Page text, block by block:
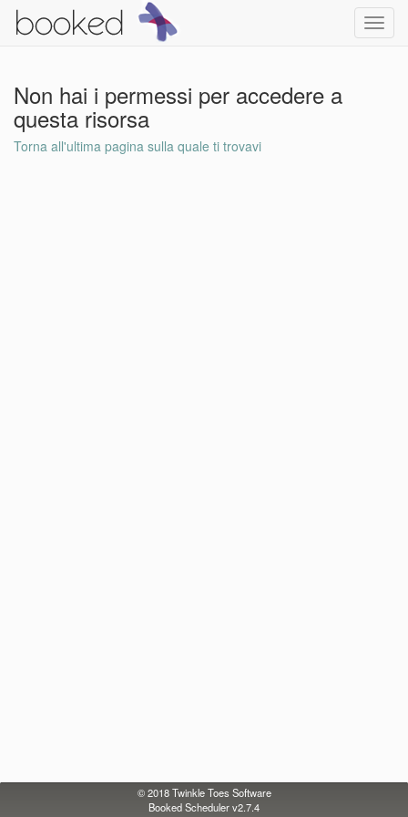
Non hai i permessi per accedere a
questa risorsa
Torna all'ultima pagina sulla quale ti trovavi
© 2018Twinkle Toes Software
Booked Scheduler v2.7.4